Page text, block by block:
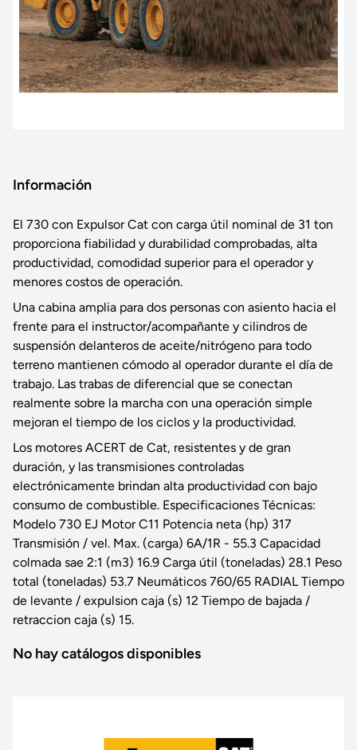
Información
El 730 con Expulsor Cat con carga útil nominal de 31 ton
proporciona fiabilidad y durabilidad comprobadas, alta
productividad, comodidad superior para el operador y
menores costos de operación.
Una cabina amplia para dos personas con asiento hacia el
frente para el instructor/acompañante y cilindros de
suspensión delanteros de aceite/nitrógeno para todo
terreno mantienen cómodo al operador durante el día de
trabajo. Las trabas de diferencial que se conectan
realmente sobre la marcha con una operación simple
mejoran el tiempo de los ciclos y la productividad.
Los motores ACERT de Cat, resistentes y de gran
duración, y las transmisiones controladas
electrónicamente brindan alta productividad con bajo
consumo de combustible. Especificaciones Técnicas:
Modelo 730 EJ Motor C11 Potencia neta (hp) 317
Transmisión / vel. Max. (carga) 6A/1R - 55.3 Capacidad
colmada sae 2:1 (m3) 16.9 Carga útil (toneladas) 28.1 Peso
total (toneladas) 53.7 Neumáticos 760/65 RADIAL Tiempo
de levante / expulsion caja (s) 12 Tiempo de bajada /
retraccion caja (s) 15.
No hay catálogos disponibles